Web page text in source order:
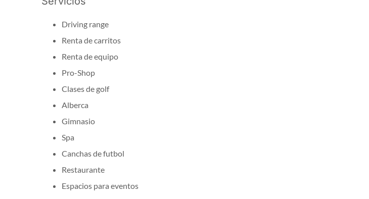
Driving range
Renta de carritos
Renta de equipo
Pro-Shop
Clases de golf
Alberca
Gimnasio
Spa
Canchas de futbol
Restaurante
Espacios para eventos